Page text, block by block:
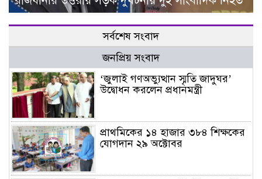
সর্বশেষ সংবাদ
জনপ্রিয় সংবাদ
‘জুলাই গণঅভ্যুত্থান স্মৃতি জাদুঘর’
উদ্বোধন করলেন প্রধানমন্ত্রী
প্রাথমিকের ১৪ হাজার ৩৮৪ শিক্ষকের
যোগদান ২৯ অক্টোবর